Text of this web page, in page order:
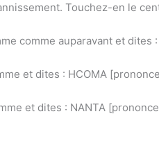
Touchez-en le
comme auparavant et dites
et dites : HCOMA
et dites : NANTA